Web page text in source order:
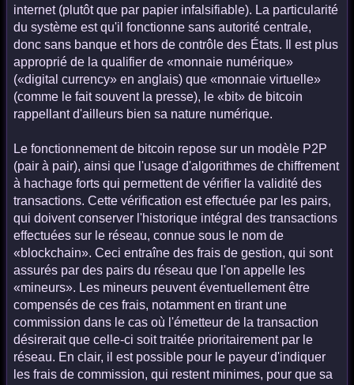
internet (plutôt que par papier infalsifiable). La particularité
du système est qu'il fonctionne sans autorité centrale,
donc sans banque et hors de contrôle des États. Il est plus
approprié de la qualifier de «monnaie numérique»
(«digital currency» en anglais) que «monnaie virtuelle»
(comme le fait souvent la presse), le «bit» de bitcoin
rappellant d'ailleurs bien sa nature numérique.
Le fonctionnement de bitcoin repose sur un modèle P2P
(pair à pair), ainsi que l'usage d'algorithmes de chiffrement
à hachage forts qui permettent de vérifier la validité des
transactions. Cette vérification est effectuée par les pairs,
qui doivent conserver l'historique intégral des transactions
effectuées sur le réseau, connue sous le nom de
«blockchain». Ceci entraîne des frais de gestion, qui sont
assurés par des pairs du réseau que l'on appelle les
«mineurs». Les mineurs peuvent éventuellement être
compensés de ces frais, notamment en tirant une
commission dans le cas où l'émetteur de la transaction
désirerait que celle-ci soit traitée prioritairement par le
réseau. En clair, il est possible pour le payeur d'indiquer
les frais de commission, qui restent minimes, pour que sa